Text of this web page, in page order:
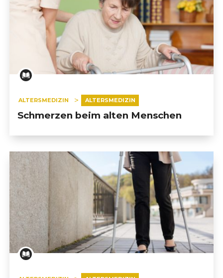
ALTERSMEDIZIN ALTERSMEDIZIN
Schmerzen beim alten Menschen